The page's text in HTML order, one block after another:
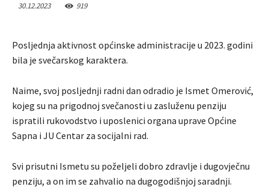
30.12.2023 919
Posljednja aktivnost općinske administracije u 2023. godini
bila je svečarskog karaktera.
Naime, svoj posljednji radni dan odradio je Ismet Omerović,
kojeg su na prigodnoj svečanosti u zasluženu penziju
ispratili rukovodstvo i uposlenici organa uprave Općine
Sapna i JU Centar za socijalni rad.
Svi prisutni Ismetu su poželjeli dobro zdravlje i dugovječnu
penziju, a on im se zahvalio na dugogodišnjoj saradnji.